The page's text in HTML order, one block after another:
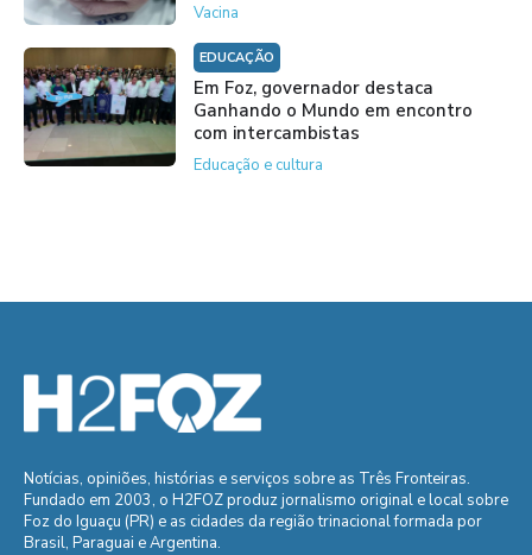
Vacina
EDUCAÇÃO
Em Foz, governador destaca
Ganhando o Mundo em encontro
com intercambistas
Educação e cultura
Notícias, opiniões, histórias e serviços sobre as Três Fronteiras.
Fundado em 2003, o H2FOZ produz jornalismo original e local sobre
Foz do Iguaçu (PR) e as cidades da região trinacional formada por
Brasil, Paraguai e Argentina.